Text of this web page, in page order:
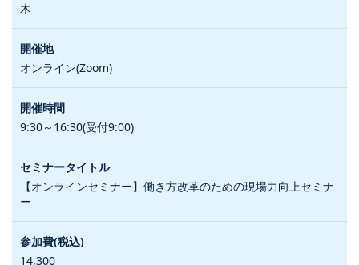
木
オンライン(Zoom)
9:30～16:30(受付9:00)
【オンラインセミナー】働き方改革のための現場力向上セミナ
ー
14,300